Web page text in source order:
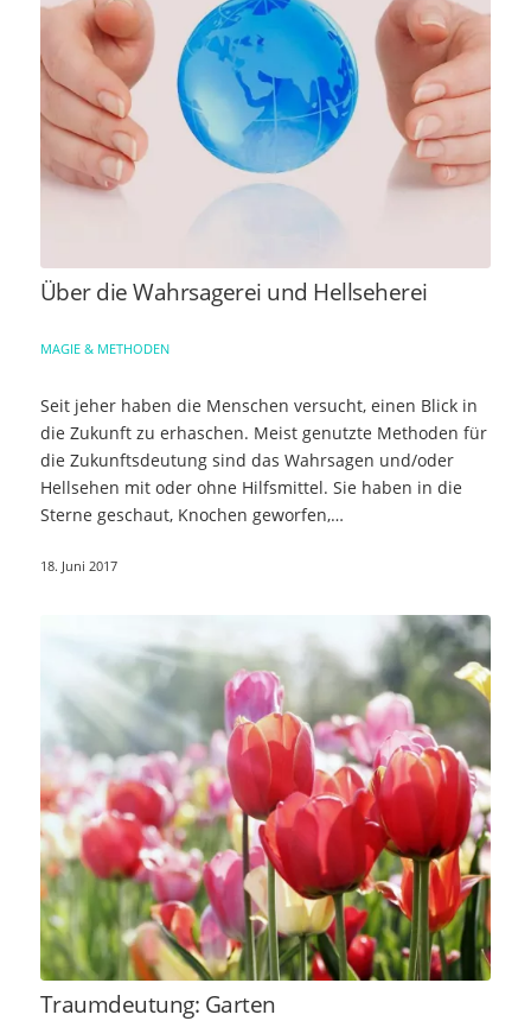
Über die Wahrsagerei und Hellseherei
MAGIE & METHODEN
Seit jeher haben die Menschen versucht, einen Blick in
die Zukunft zu erhaschen. Meist genutzte Methoden für
die Zukunftsdeutung sind das Wahrsagen und/oder
Hellsehen mit oder ohne Hilfsmittel. Sie haben in die
Sterne geschaut, Knochen geworfen,…
18. Juni 2017
Traumdeutung: Garten